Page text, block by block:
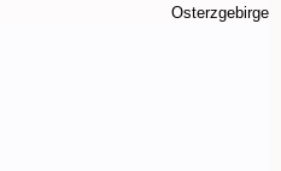
Osterzgebirge